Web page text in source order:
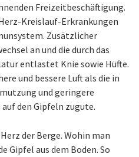
Freizeitbeschäftigung.
Kreislauf-Erkrankungen
Zusätzlicher
an und die durch das
entlastet Knie sowie Hüfte.
und bessere Luft als die in
und geringere
den Gipfeln zugute.
der Berge. Wohin man
Gipfel aus dem Boden. So